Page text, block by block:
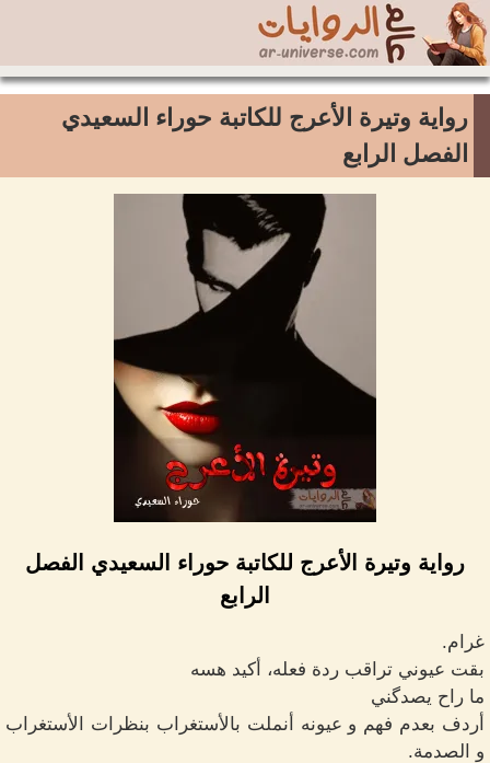
رواية وتيرة الأعرج للكاتبة حوراء السعيدي
الفصل الرابع
رواية وتيرة الأعرج للكاتبة حوراء السعيدي الفصل
الرابع
غرام.
بقت عيوني تراقب ردة فعله، أكيد هسه
ما راح يصدگني
أردف بعدم فهم و عيونه أنملت بالأستغراب بنظرات الأستغراب
و الصدمة.